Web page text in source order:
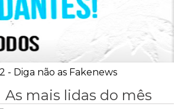
As mais lidas do mês